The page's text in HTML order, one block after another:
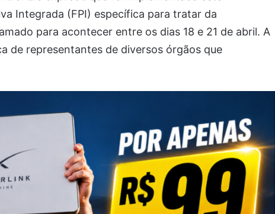
Integrada (FPI) específica para tratar da
para acontecer entre os dias 18 e 21 de abril. A
de representantes de diversos órgãos que